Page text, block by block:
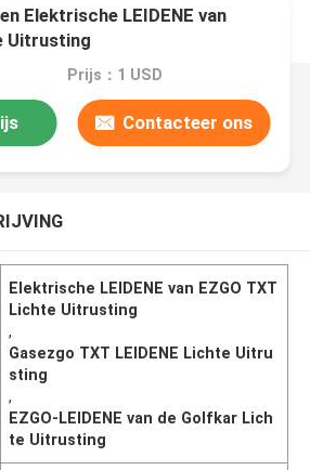
Elektrische LEIDENE van
Uitrusting
Prijs：1 USD
Contacteer ons
Elektrische LEIDENE van EZGO TXT
Lichte Uitrusting
,
Gasezgo TXT LEIDENE Lichte Uitru
sting
,
EZGO-LEIDENE van de Golfkar Lich
te Uitrusting